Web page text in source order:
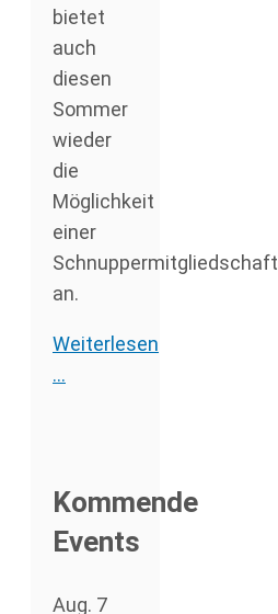
bietet
auch
diesen
Sommer
wieder
die
Möglichkeit
einer
Schnuppermitgliedschaft
an.
Weiterlesen
...
Kommende
Events
Aug. 7